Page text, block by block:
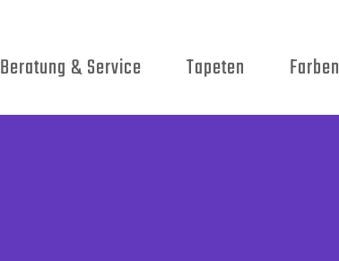
Beratung & Service Tapeten Farben